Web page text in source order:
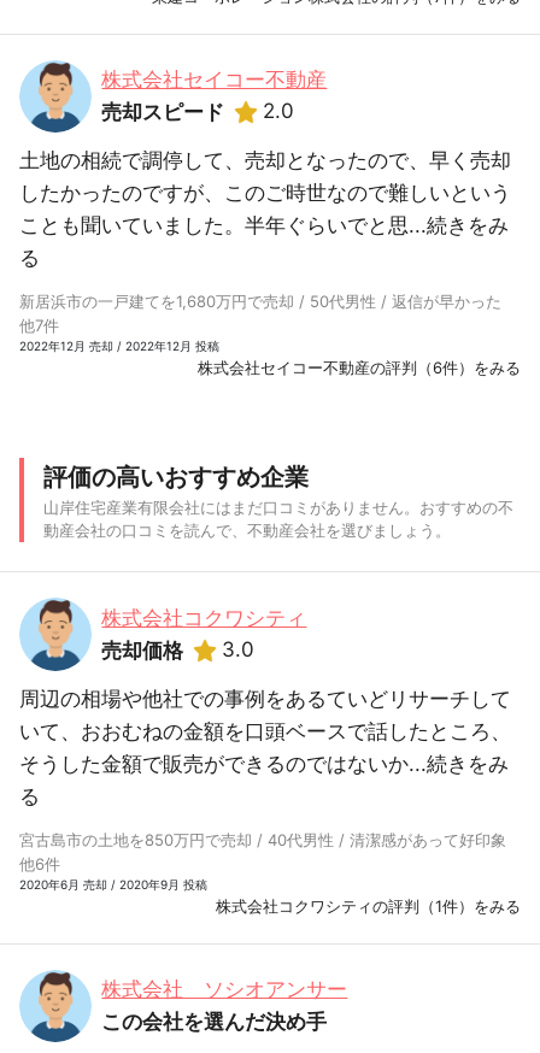
株式会社セイコー不動産
売却スピード
2.0
土地の相続で調停して、売却となったので、早く売却
したかったのですが、このご時世なので難しいという
ことも聞いていました。半年ぐらいでと思...続きをみ
る
新居浜市の一戸建てを1,680万円で売却 / 50代男性 / 返信が早かった
他7件
2022年12月 売却 / 2022年12月 投稿
株式会社セイコー不動産の評判（6件）をみる
評価の高いおすすめ企業
山岸住宅産業有限会社にはまだ口コミがありません。おすすめの不
動産会社の口コミを読んで、不動産会社を選びましょう。
株式会社コクワシティ
売却価格
3.0
周辺の相場や他社での事例をあるていどリサーチして
いて、おおむねの金額を口頭ベースで話したところ、
そうした金額で販売ができるのではないか...続きをみ
る
宮古島市の土地を850万円で売却 / 40代男性 / 清潔感があって好印象
他6件
2020年6月 売却 / 2020年9月 投稿
株式会社コクワシティの評判（1件）をみる
株式会社 ソシオアンサー
この会社を選んだ決め手